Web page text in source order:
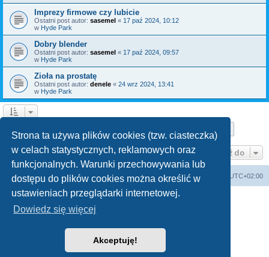
Strona ta używa plików cookies (tzw. ciasteczka)
w celach statystycznych, reklamowych oraz
funkcjonalnych. Warunki przechowywania lub
dostępu do plików cookies można określić w
ustawieniach przeglądarki internetowej.
Dowiedz się więcej
Akceptuję!
Imprezy firmowe czy lubicie
Ostatni post autor: sasemel « 17 paź 2024, 10:12
w Hyde Park
Dobry blender
Ostatni post autor: sasemel « 17 paź 2024, 09:57
w Hyde Park
Zioła na prostatę
Ostatni post autor: denele « 24 wrz 2024, 13:41
w Hyde Park
Przejdź do
Forum Bike Łódź - Forum Rowerowe Łódź - Forum Szosowe - Forum MTB Strona Główna Strefa czasowa UTC+02:00
Linki partnerskie: strony www lodz Fotografia Analogowa
Technologię dostarczaphpBB® Forum Software © phpBB Limited
Polski pakiet językowy dostarcza